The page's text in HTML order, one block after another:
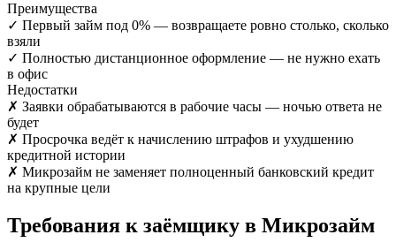
Преимущества
✓ Первый займ под 0% — возвращаете ровно столько, сколько
взяли
✓ Полностью дистанционное оформление — не нужно ехать
в офис
Недостатки
✗ Заявки обрабатываются в рабочие часы — ночью ответа не
будет
✗ Просрочка ведёт к начислению штрафов и ухудшению
кредитной истории
✗ Микрозайм не заменяет полноценный банковский кредит
на крупные цели
Требования к заёмщику в Микрозайм